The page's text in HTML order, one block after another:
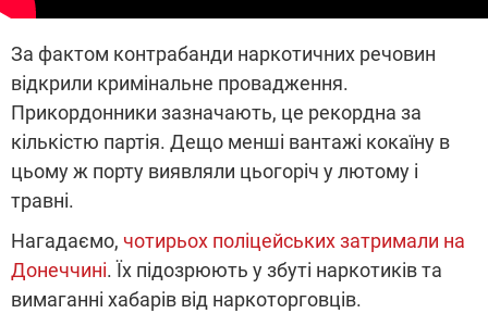
За фактом контрабанди наркотичних речовин
відкрили кримінальне провадження.
Прикордонники зазначають, це рекордна за
кількістю партія. Дещо менші вантажі кокаїну в
цьому ж порту виявляли цьогоріч у лютому і
травні.
Нагадаємо, чотирьох поліцейських затримали на
Донеччині. Їх підозрюють у збуті наркотиків та
вимаганні хабарів від наркоторговців.